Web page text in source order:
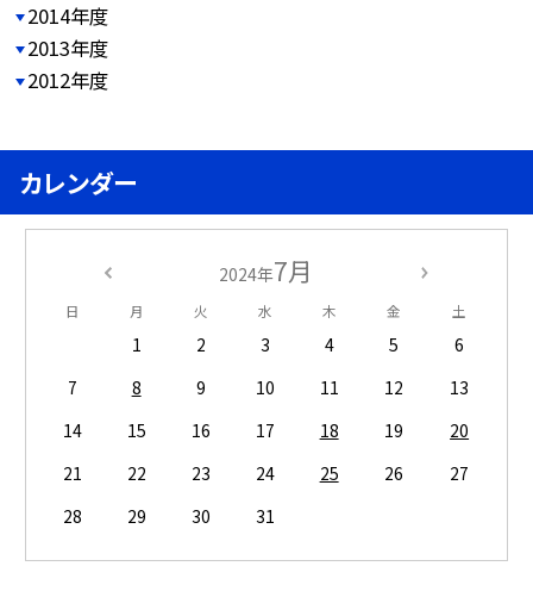
2014年度
2013年度
2012年度
カレンダー
2024年7月
日 月 火 水 木 金 土
1 2 3 4 5
6
7
8 9 10 11 12
13
14
15 16 17 18 19
20
21
22 23 24 25 26
27
28
29 30 31